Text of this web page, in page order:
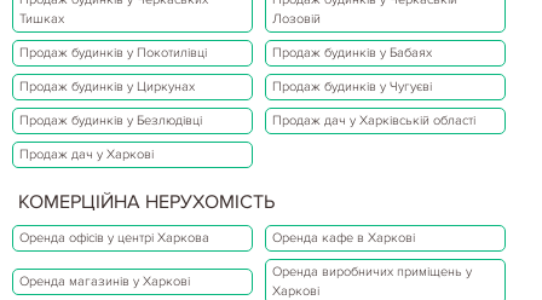
Тишках
Лозовій
Продаж будинків у Покотилівці Продаж будинків у Бабаях
Продаж будинків у Циркунах Продаж будинків у Чугуєві
Продаж будинків у Безлюдівці Продаж дач у Харківській області
Продаж дач у Харкові
КОМЕРЦІЙНА НЕРУХОМІСТЬ
Оренда офісів у центрі Харкова Оренда кафе в Харкові
Оренда магазинів у Харкові
Оренда виробничих приміщень у
Харкові